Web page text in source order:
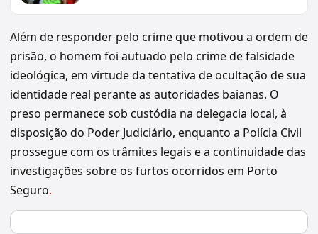
Além de responder pelo crime que motivou a ordem de
prisão, o homem foi autuado pelo crime de falsidade
ideológica, em virtude da tentativa de ocultação de sua
identidade real perante as autoridades baianas. O
preso permanece sob custódia na delegacia local, à
disposição do Poder Judiciário, enquanto a Polícia Civil
prossegue com os trâmites legais e a continuidade das
investigações sobre os furtos ocorridos em Porto
Seguro.